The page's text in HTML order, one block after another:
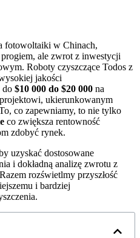
fotowoltaiki w Chinach,
ale zwrot z inwestycji
Roboty czyszczące Todos z
jakości
do $10 000 do $20 000 na
ukierunkowanym
co zapewniamy, to nie tylko
co zwiększa rentowność
zdobyć rynek.
uzyskać dostosowane
i dokładną analizę zwrotu z
rozświetlmy przyszłość
i bardziej